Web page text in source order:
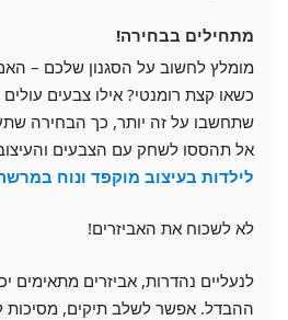
מתחילים בבחירה!
מומלץ לחשוב על הסגנון שלכם –
כשאו קצת רומנטי? אילו צבעים
שתחשבו על זה יותר, כך הבחירה
אל תהססו לשחק עם הצבעים
לילדות בעיצוב מוקפד ונוח
לא לשכוח את האביזרים!
לנעליים נהדרות, אביזרים מתאימים
ההבדל. אפשר לשלב תיקים, מסיכות